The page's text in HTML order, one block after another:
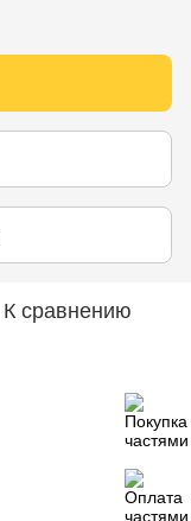
К сравнению